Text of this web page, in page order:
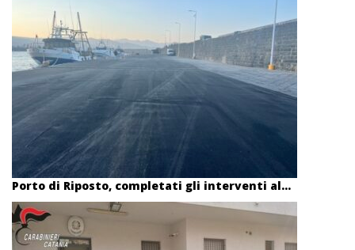
Porto di Riposto, completati gli interventi al...